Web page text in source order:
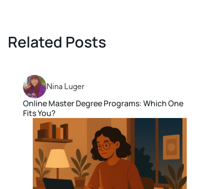
Related Posts
Nina Luger
Online Master Degree Programs: Which One
Fits You?